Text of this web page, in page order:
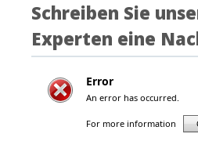
Schreiben Sie
Experten eine